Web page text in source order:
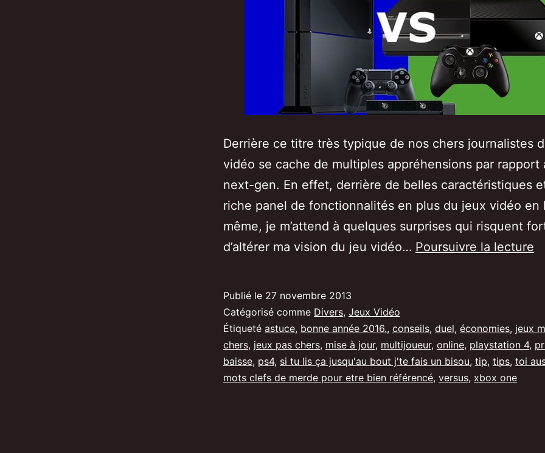
Derrière ce titre très typique de nos chers journalistes
vidéo se cache de multiples appréhensions par rapport
next-gen. En effet, derrière de belles caractéristiques
riche panel de fonctionnalités en plus du jeux vidéo en
même, je m’attend à quelques surprises qui risquent
d’altérer ma vision du jeu vidéo… Poursuivre la lecture
:
Publié le 27 novembre 2013
Catégorisé comme Divers, Jeux Vidéo
Étiqueté astuce, bonne année 2016., conseils, duel, économies, jeux
chers, jeux pas chers, mise à jour, multijoueur, online, playstation 4,
baisse, ps4, si tu lis ça jusqu'au bout j'te fais un bisou, tip, tips, toi
mots clefs de merde pour etre bien référencé, versus, xbox one